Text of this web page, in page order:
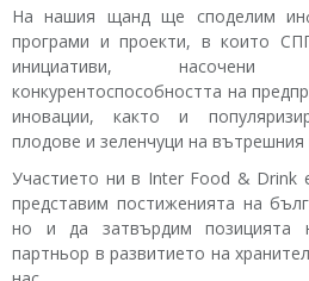
На нашия щанд ще споделим
програми и проекти, в които
инициативи,
конкурентоспособността на
иновации, както и
плодове и зеленчуци на
Участието ни в Inter Food &
представим постиженията на
но и да затвърдим позицията
партньор в развитието на